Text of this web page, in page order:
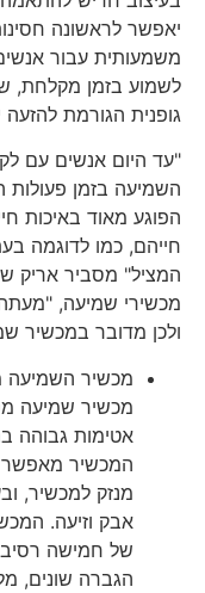
יאפשר לראשונה
משמעותית עבור אנשים
לשמוע בזמן מקלחת,
גופנית הגורמת להזעה
"עד היום אנשים עם
השמיעה בזמן פעולות
הפוגע מאוד באיכות
חייהם, כמו לדוגמה
המציל" מסביר אריק
מכשירי שמיעה, "מעתה
ולכן מדובר במכשיר
מכשיר שמיעה
אטימות גבוהה
המכשיר מאפשר
מנזק למכשיר,
אבק וזיעה.
של חמישה
הגברה שונים,